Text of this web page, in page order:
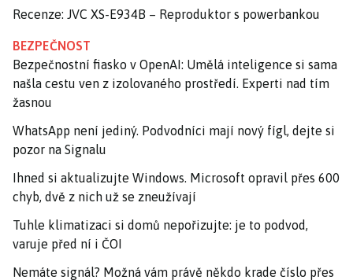
Recenze: JVC XS-E934B – Reproduktor s powerbankou
BEZPEČNOST
Bezpečnostní fiasko v OpenAI: Umělá inteligence si sama
našla cestu ven z izolovaného prostředí. Experti nad tím
žasnou
WhatsApp není jediný. Podvodníci mají nový fígl, dejte si
pozor na Signalu
Ihned si aktualizujte Windows. Microsoft opravil přes 600
chyb, dvě z nich už se zneužívají
Tuhle klimatizaci si domů nepořizujte: je to podvod,
varuje před ní i ČOI
Nemáte signál? Možná vám právě někdo krade číslo přes